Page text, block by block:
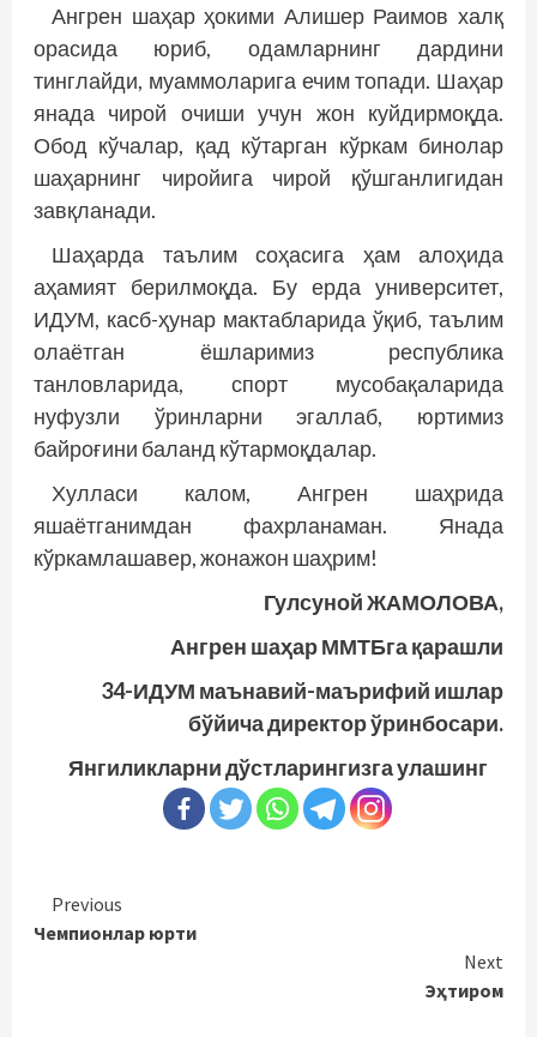
Ангрен шаҳар ҳокими Алишер Раимов халқ
орасида юриб, одамларнинг дардини
тинглайди, муаммоларига ечим топади. Шаҳар
янада чирой очиши учун жон куйдирмоқда.
Обод кўчалар, қад кўтарган кўркам бинолар
шаҳарнинг чиройига чирой қўшганлигидан
завқланади.
Шаҳарда таълим соҳасига ҳам алоҳида
аҳамият берилмоқда. Бу ерда университет,
ИДУМ, касб-ҳунар мактабларида ўқиб, таълим
олаётган ёшларимиз республика
танловларида, спорт мусобақаларида
нуфузли ўринларни эгаллаб, юртимиз
байроғини баланд кўтармоқдалар.
Хулласи калом, Ангрен шаҳрида
яшаётганимдан фахрланаман. Янада
кўркамлашавер, жонажон шаҳрим!
Гулсуной ЖАМОЛОВА,
Ангрен шаҳар ММТБга қарашли
34-ИДУМ маънавий-маърифий ишлар
бўйича директор ўринбосари.
Янгиликларни дўстларингизга улашинг
Continue
Reading
Previous
Чемпионлар юрти
Next
Эҳтиром